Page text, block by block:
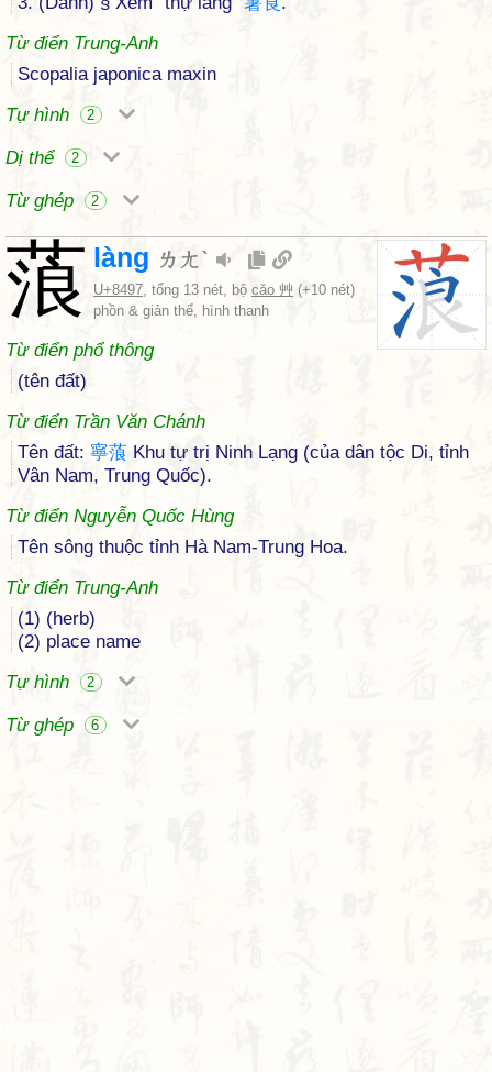
Từ điển Trung-Anh
Scopalia japonica maxin
Tự hình
2
Dị thể 2
Từ ghép 2
蒗 làng ㄌㄤˋ
U+8497, tổng 13 nét, bộ cǎo 艸 (+10 nét)
phồn & giản thể, hình thanh
Từ điển phổ thông
(tên đất)
Từ điển Trần Văn Chánh
Tên đất: 寧蒗 Khu tự trị Ninh Lạng (của dân tộc Di, tỉnh
Vân Nam, Trung Quốc).
Từ điển Nguyễn Quốc Hùng
Tên sông thuộc tỉnh Hà Nam-Trung Hoa.
Từ điển Trung-Anh
(1) (herb)
(2) place name
Tự hình
2
Từ ghép 6